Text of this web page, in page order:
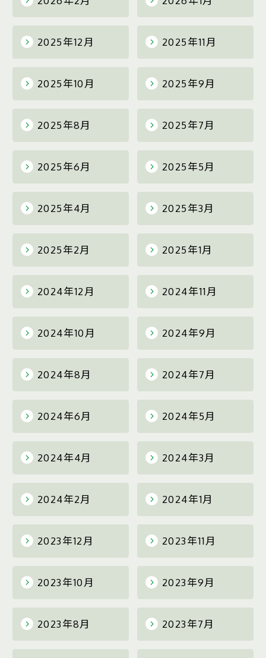
2025年12月 2025年11月
2025年10月 2025年9月
2025年8月 2025年7月
2025年6月 2025年5月
2025年4月 2025年3月
2025年2月 2025年1月
2024年12月 2024年11月
2024年10月 2024年9月
2024年8月 2024年7月
2024年6月 2024年5月
2024年4月 2024年3月
2024年2月 2024年1月
2023年12月 2023年11月
2023年10月 2023年9月
2023年8月 2023年7月